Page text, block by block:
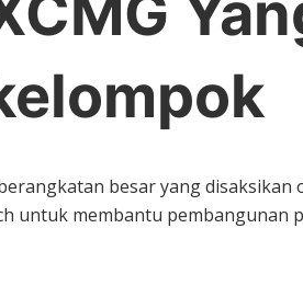
besar yang
untuk membantu pembangunan